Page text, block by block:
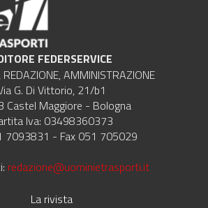
FEDERSERVICE
REDAZIONE, AMMINISTRAZIONE
G. Di Vittorio, 21/b1
Castel Maggiore - Bologna
Iva: 03498360373
7093831 - Fax 051 705029
redazione@uominietrasporti.it
La rivista